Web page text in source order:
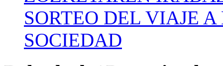
SORTEO DEL VIAJE
SOCIEDAD